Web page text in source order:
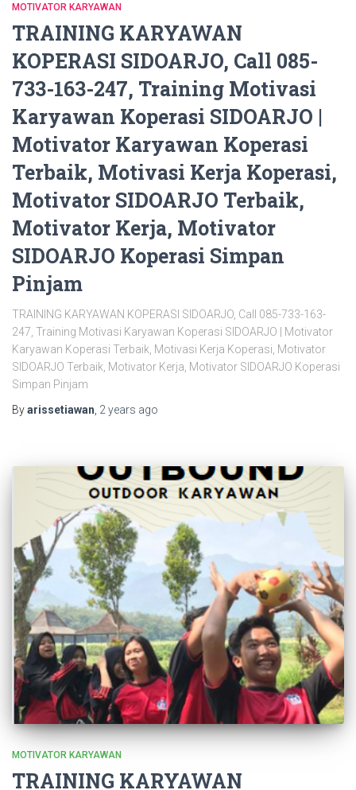
MOTIVATOR KARYAWAN
TRAINING KARYAWAN
KOPERASI SIDOARJO, Call 085-
733-163-247, Training Motivasi
Karyawan Koperasi SIDOARJO |
Motivator Karyawan Koperasi
Terbaik, Motivasi Kerja Koperasi,
Motivator SIDOARJO Terbaik,
Motivator Kerja, Motivator
SIDOARJO Koperasi Simpan
Pinjam
TRAINING KARYAWAN KOPERASI SIDOARJO, Call 085-733-163-
247, Training Motivasi Karyawan Koperasi SIDOARJO | Motivator
Karyawan Koperasi Terbaik, Motivasi Kerja Koperasi, Motivator
SIDOARJO Terbaik, Motivator Kerja, Motivator SIDOARJO Koperasi
Simpan Pinjam
Byarissetiawan 2 years ago
MOTIVATOR KARYAWAN
TRAINING KARYAWAN